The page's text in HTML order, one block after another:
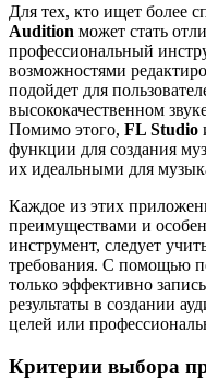
Для тех, кто ищет более
Audition может стать
профессиональный
возможностями
подойдет для
высококачественном
Помимо этого, FL Studio
функции для создания
их идеальными для
Каждое из этих
преимуществами и
инструмент, следует
требования. С помощью
только эффективно
результаты в создании
целей или
Критерии выбора